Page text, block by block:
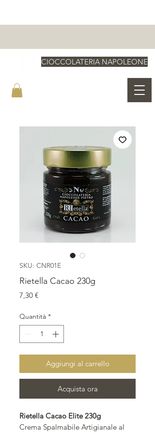
CIOCCOLATERIA NAPOLEONE
SKU: CNR01E
Rietella Cacao 230g
7,30 €Prezzo
Quantità *
Aggiungi al carrello
Acquista ora
Rietella Cacao Elite 230g
Crema Spalmabile Artigianale al